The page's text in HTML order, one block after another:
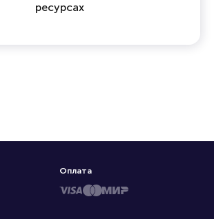
ресурсах
Оплата